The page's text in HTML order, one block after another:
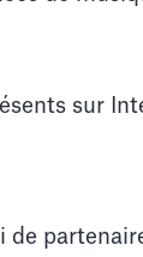
sur
de